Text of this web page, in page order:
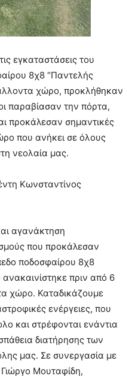
εγκαταστάσεις του
8χ8 “Παντελής
χώρο, προκλήθηκαν
παραβίασαν την πόρτα,
προκάλεσαν σημαντικές
που ανήκει σε όλους
νεολαία μας.
Κωνσταντίνος
αγανάκτηση
που προκάλεσαν
ποδοσφαίρου 8χ8
πριν από 6
χώρο. Καταδικάζουμε
ενέργειες, που
και στρέφονται ενάντια
διατήρησης των
μας. Σε συνεργασία με
Μουταφίδη,